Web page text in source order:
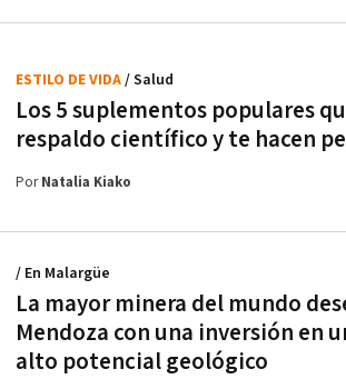
Los 5 suplementos populares
respaldo científico y te hacen
ESTILO DE VIDA/ Salud
PorNatalia Kiako
La mayor minera del mundo
Mendoza con una inversión en
alto potencial geológico
/ En Malargüe